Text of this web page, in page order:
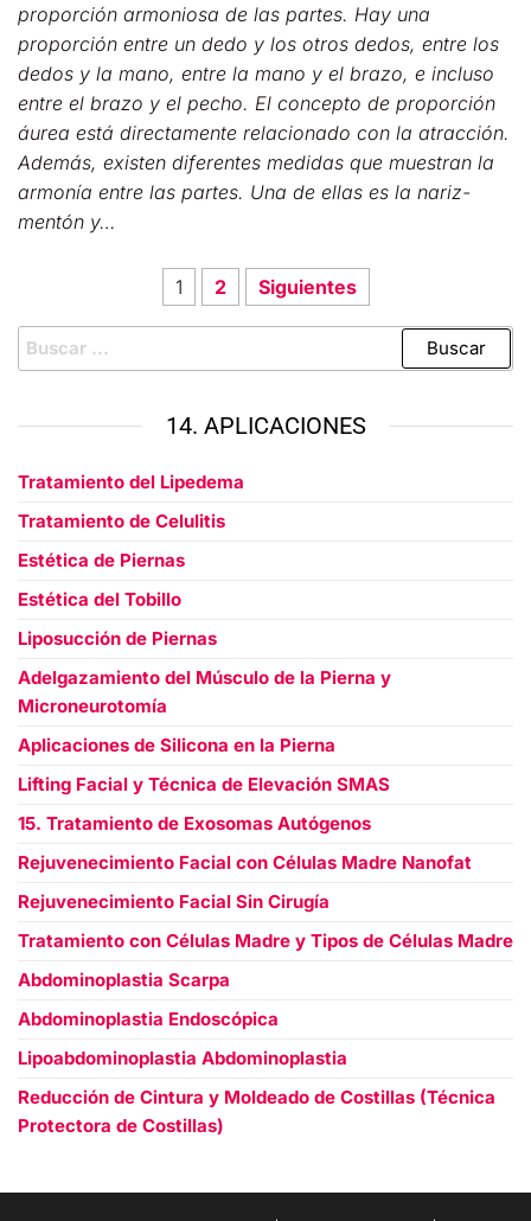
proporción armoniosa de las partes. Hay una
proporción entre un dedo y los otros dedos, entre los
dedos y la mano, entre la mano y el brazo, e incluso
entre el brazo y el pecho. El concepto de proporción
áurea está directamente relacionado con la atracción.
Además, existen diferentes medidas que muestran la
armonía entre las partes. Una de ellas es la nariz-
mentón y…
1 2 Siguientes
14. APLICACIONES
Tratamiento del Lipedema
Tratamiento de Celulitis
Estética de Piernas
Estética del Tobillo
Liposucción de Piernas
Adelgazamiento del Músculo de la Pierna y
Microneurotomía
Aplicaciones de Silicona en la Pierna
Lifting Facial y Técnica de Elevación SMAS
15. Tratamiento de Exosomas Autógenos
Rejuvenecimiento Facial con Células Madre Nanofat
Rejuvenecimiento Facial Sin Cirugía
Tratamiento con Células Madre y Tipos de Células Madre
Abdominoplastia Scarpa
Abdominoplastia Endoscópica
Lipoabdominoplastia Abdominoplastia
Reducción de Cintura y Moldeado de Costillas (Técnica
Protectora de Costillas)